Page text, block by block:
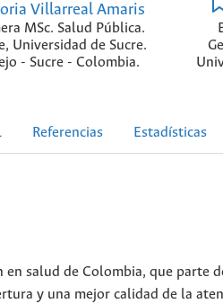
Villarreal Amaris
MSc. Salud Pública.
Universidad de Sucre.
- Sucre - Colombia.
Referencias Estadísticas
en salud de Colombia, que parte
y una mejor calidad de la